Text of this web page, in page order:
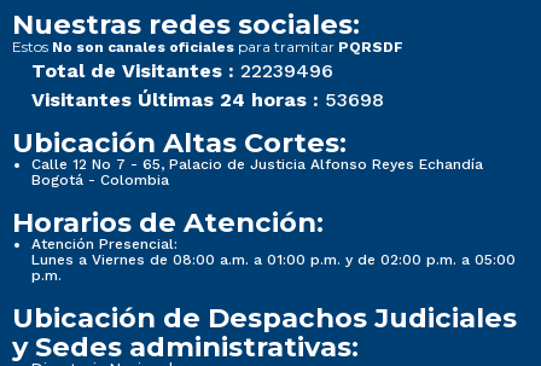
Nuestras redes sociales:
Estos No son canales oficiales para tramitar PQRSDF
Total de Visitantes : 22239496
Visitantes Últimas 24 horas : 53698
Ubicación Altas Cortes:
Calle 12 No 7 - 65, Palacio de Justicia Alfonso Reyes Echandía
Bogotá - Colombia
Horarios de Atención:
Atención Presencial:
Lunes a Viernes de 08:00 a.m. a 01:00 p.m. y de 02:00 p.m. a 05:00
p.m.
Ubicación de Despachos Judiciales
y Sedes administrativas: